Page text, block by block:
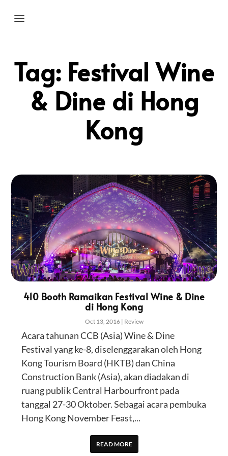
Tag: Festival Wine
& Dine di Hong
Kong
410 Booth Ramaikan Festival Wine & Dine
di Hong Kong
Oct 13, 2016| Review
Acara tahunan CCB (Asia) Wine & Dine
Festival yang ke-8, diselenggarakan oleh Hong
Kong Tourism Board (HKTB) dan China
Construction Bank (Asia), akan diadakan di
ruang publik Central Harbourfront pada
tanggal 27-30 Oktober. Sebagai acara pembuka
Hong Kong November Feast,...
READ MORE